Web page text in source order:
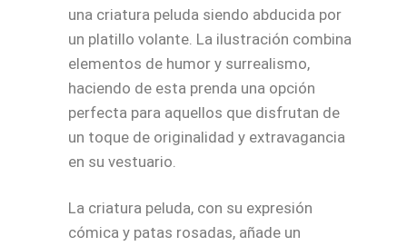
una criatura peluda siendo abducida por
un platillo volante. La ilustración combina
elementos de humor y surrealismo,
haciendo de esta prenda una opción
perfecta para aquellos que disfrutan de
un toque de originalidad y extravagancia
en su vestuario.
La criatura peluda, con su expresión
cómica y patas rosadas, añade un